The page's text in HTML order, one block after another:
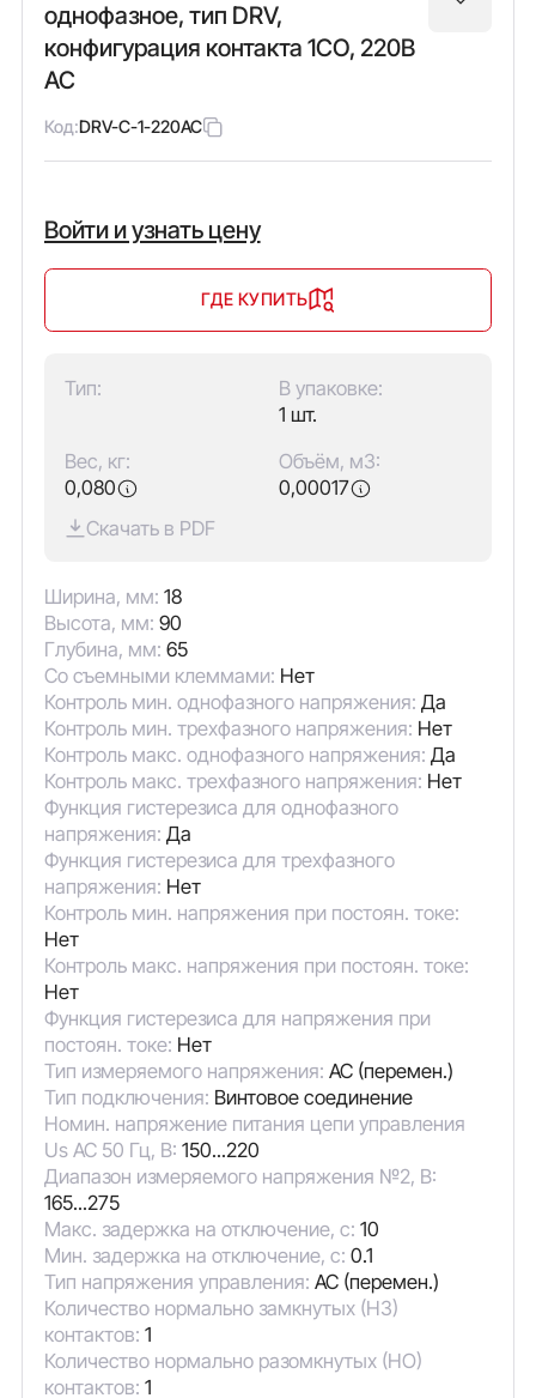
однофазное, тип DRV,
конфигурация контакта 1CO, 220В
AC
Код:DRV-C-1-220AC
Войти и узнать цену
ГДЕ КУПИТЬ
Тип:
В упаковке:
1 шт.
Вес, кг:
0,080
Объём, м3:
0,00017
Скачать в PDF
Ширина, мм: 18
Высота, мм: 90
Глубина, мм: 65
Со съемными клеммами: Нет
Контроль мин. однофазного напряжения: Да
Контроль мин. трехфазного напряжения: Нет
Контроль макс. однофазного напряжения: Да
Контроль макс. трехфазного напряжения: Нет
Функция гистерезиса для однофазного
напряжения: Да
Функция гистерезиса для трехфазного
напряжения: Нет
Контроль мин. напряжения при постоян. токе:
Нет
Контроль макс. напряжения при постоян. токе:
Нет
Функция гистерезиса для напряжения при
постоян. токе: Нет
Тип измеряемого напряжения: AC (перемен.)
Тип подключения: Винтовое соединение
Номин. напряжение питания цепи управления
Us AC 50 Гц, В: 150...220
Диапазон измеряемого напряжения №2, В:
165...275
Макс. задержка на отключение, с: 10
Мин. задержка на отключение, с: 0.1
Тип напряжения управления: AC (перемен.)
Количество нормально замкнутых (НЗ)
контактов: 1
Количество нормально разомкнутых (НО)
контактов: 1